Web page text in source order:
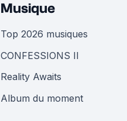
Musique
Top 2026 musiques
CONFESSIONS II
Reality Awaits
Album du moment